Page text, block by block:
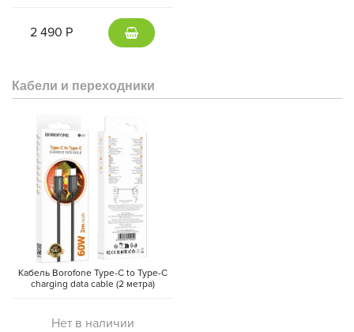
2 490 Р
Кабели и переходники
Кабель Borofone Type-C to Type-C
charging data cable (2 метра)
Нет в наличии